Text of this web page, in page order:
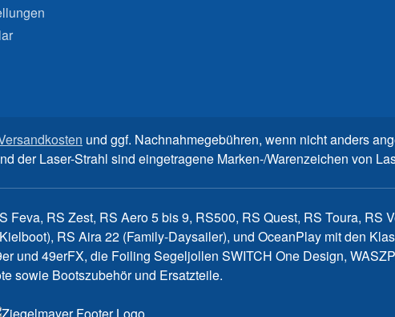
und ggf. Nachnahmegebühren, wenn nicht anders
der Laser-Strahl sind eingetragene Marken-/Warenzeichen von
RS Zest, RS Aero 5 bis 9, RS500, RS Quest, RS Toura, RS
RS Aira 22 (Family-Daysailer), und OceanPlay mit den
und 49erFX, die Foiling Segeljollen SWITCH One Design,
sowie Bootszubehör und Ersatzteile.